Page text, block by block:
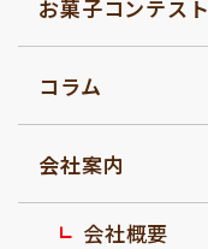
お菓子コンテスト
コラム
会社案内
会社概要